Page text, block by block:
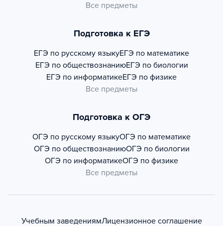
Все предметы
Подготовка к ЕГЭ
ЕГЭ по русскому языкуЕГЭ по математике
ЕГЭ по обществознаниюЕГЭ по биологии
ЕГЭ по информатикеЕГЭ по физике
Все предметы
Подготовка к ОГЭ
ОГЭ по русскому языкуОГЭ по математике
ОГЭ по обществознаниюОГЭ по биологии
ОГЭ по информатикеОГЭ по физике
Все предметы
Учебным заведениямЛицензионное соглашение